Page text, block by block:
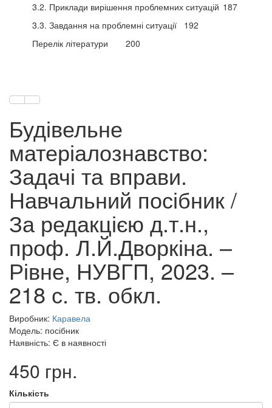
3.2. Приклади вирішення проблемних ситуацій 187
3.3. Завдання на проблемні ситуації
192
Перелік літератури
200
Будівельне
матеріалознавство:
Задачі та вправи.
Навчальний посібник /
За редакцією д.т.н.,
проф. Л.Й.Дворкіна. –
Рівне, НУВГП, 2023. –
218 с. тв. обкл.
Виробник: Каравела
Модель: посібник
Наявність: Є в наявності
450 грн.
Кількість